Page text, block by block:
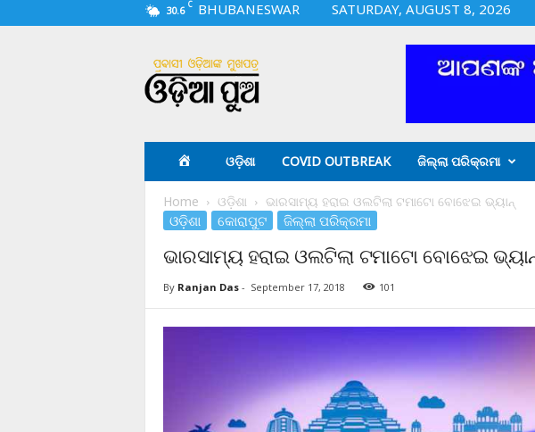
30.6 C BHUBANESWAR
SATURDAY, AUGUST 8, 2026
i
a
ଓଡ଼ିଶା COVID OUTBREAK ଜିଲ୍ଲା ପରିକ୍ରମା
Home ଓଡ଼ିଶା ଭାରସାମ୍ୟ ହରାଇ ଓଲଟିଲା ଟମାଟୋ ବୋଝେଇ ଭ୍ୟାନ୍
ଓଡ଼ିଶା କୋରାପୁଟ ଜିଲ୍ଲା ପରିକ୍ରମା
ଭାରସାମ୍ୟ ହରାଇ ଓଲଟିଲା ଟମାଟୋ ବୋଝେଇ
By Ranjan Das- September 17, 2018 101